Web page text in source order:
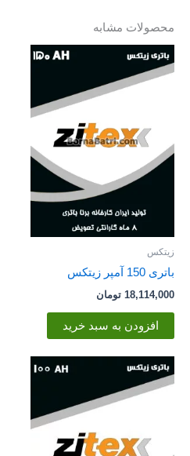
محصولات مشابه
زیتکس
باتری 150 آمپر زیتکس
18,114,000 تومان
افزودن به سبد خرید